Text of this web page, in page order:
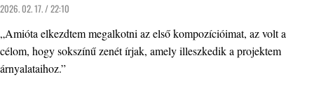
2026. 02. 17. / 22:10
„Amióta elkezdtem megalkotni az első kompozícióimat, az volt a
célom, hogy sokszínű zenét írjak, amely illeszkedik a projektem
árnyalataihoz.”